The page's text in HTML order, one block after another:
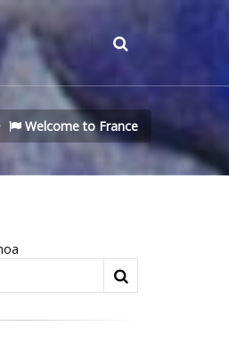
Welcome to France